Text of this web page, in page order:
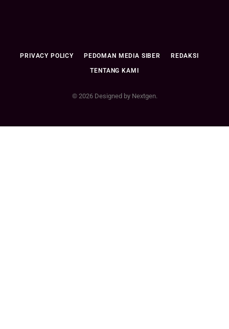
PRIVACY POLICY PEDOMAN MEDIA SIBER REDAKSI
TENTANG KAMI
© 2026 Designed by Nextgen.